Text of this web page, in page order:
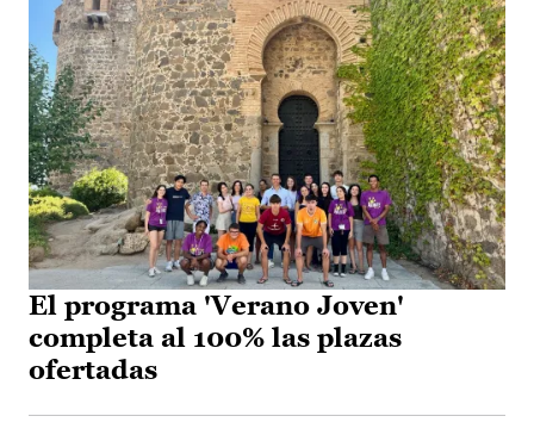
El programa 'Verano Joven'
completa al 100% las plazas
ofertadas